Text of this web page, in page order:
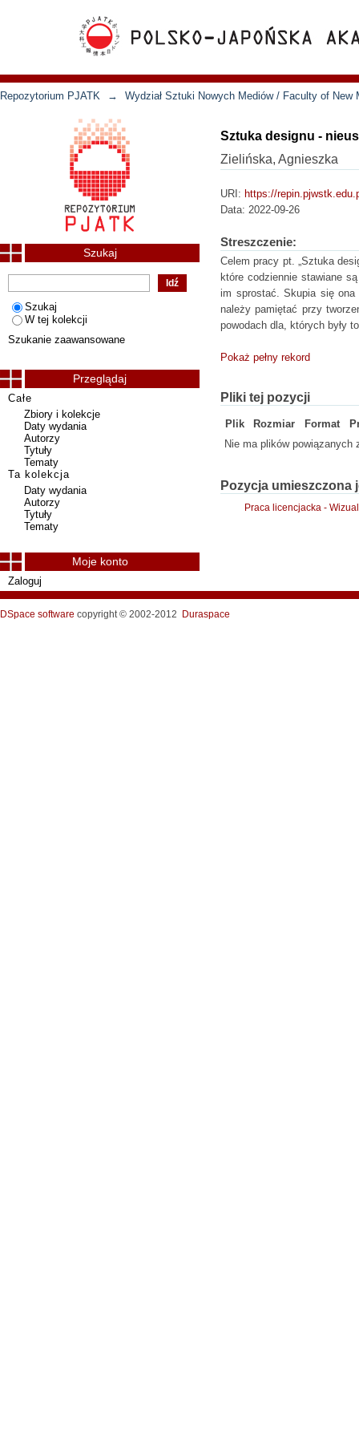
Repozytorium PJATK → Wydział Sztuki Nowych Mediów / Faculty of New
Sztuka designu -
Zielińska, Agnieszka
URI: https://
Data: 2022-09-26
Streszczenie:
Celem pracy pt. „Sztuka
które codziennie stawiane
im sprostać. Skupia się ona
należy pamiętać przy
powodach dla, których były
Pokaż pełny rekord
Pliki tej pozycji
Plik Rozmiar Format
Nie ma plików powiązanych
Pozycja
Praca licencjacka -
Szukaj
Szukaj
W tej kolekcji
Szukanie zaawansowane
Przeglądaj
Całe
Zbiory i kolekcje
Daty wydania
Autorzy
Tytuły
Tematy
Ta kolekcja
Daty wydania
Autorzy
Tytuły
Tematy
Moje konto
Zaloguj
DSpace software copyright © 2002-2012 Duraspace